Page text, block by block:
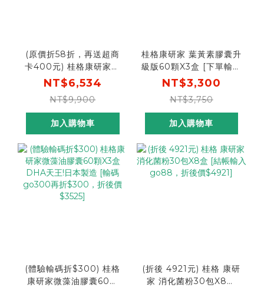
(原價折58折，再送超商
卡400元) 桂格康研家微
藻油膠囊60顆X5盒 日本
製DHA天王[輸入go88
再88折，折後價
$5750，再送超商卡400
元]
NT$6,534
NT$9,900
加入購物車
桂格康研家 葉黃素膠囊升
級版60顆X3盒 [下單輸碼
折300， 折後價
$3000，單盒只要
$1000]｜增量50%成分
升級，專利游離型葉黃素
+小分子玻尿酸
NT$3,300
NT$3,750
加入購物車
(體驗輸碼折$300) 桂格
康研家微藻油膠囊60顆
(折後 4921元) 桂格 康研
家 消化菌粉30包X8盒